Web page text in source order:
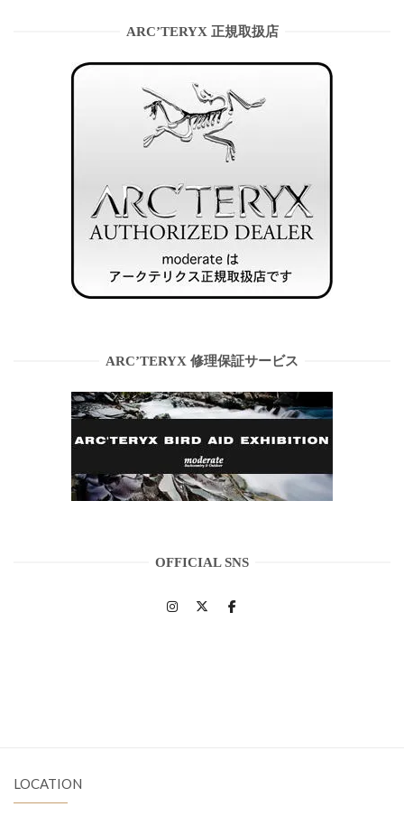
ARC’TERYX 正規取扱店
ARC’TERYX 修理保証サービス
OFFICIAL SNS
LOCATION